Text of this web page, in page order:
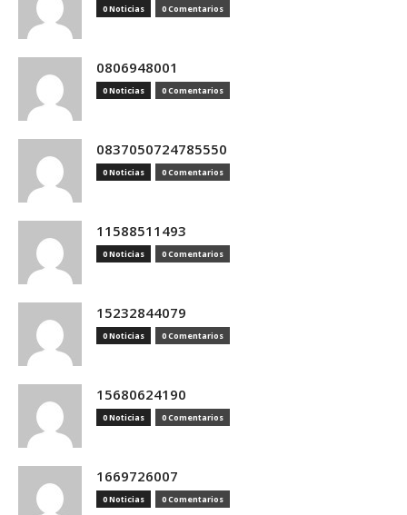
0 Noticias 0 Comentarios
0806948001
0 Noticias 0 Comentarios
0837050724785550
0 Noticias 0 Comentarios
11588511493
0 Noticias 0 Comentarios
15232844079
0 Noticias 0 Comentarios
15680624190
0 Noticias 0 Comentarios
1669726007
0 Noticias 0 Comentarios